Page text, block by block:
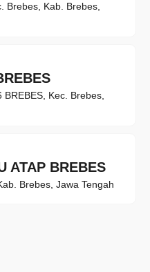
Brebes, Kab. Brebes,
BREBES, Kec. Brebes,
ATAP BREBES
Brebes, Jawa Tengah